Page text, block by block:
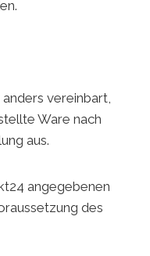
vereinbart,
Ware nach
aus.
angegebenen
des